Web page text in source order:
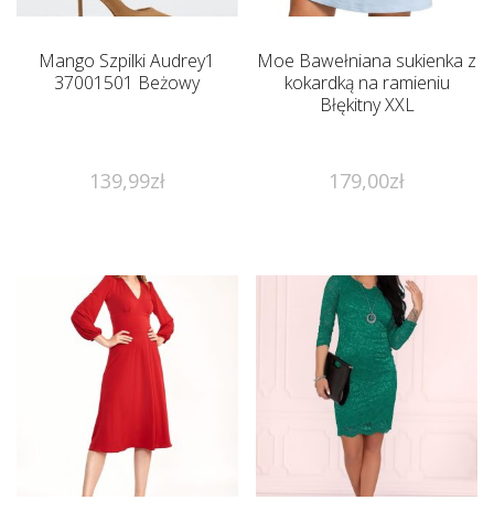
Mango Szpilki Audrey1
37001501 Beżowy
139,99zł
Moe Bawełniana sukienka z
kokardką na ramieniu
Błękitny XXL
179,00zł